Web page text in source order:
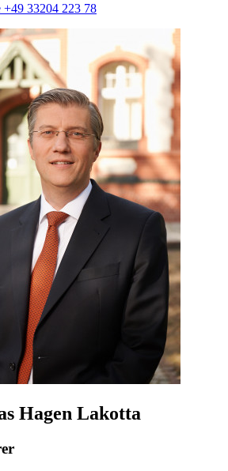
+49 33204 223 78
Hagen Lakotta